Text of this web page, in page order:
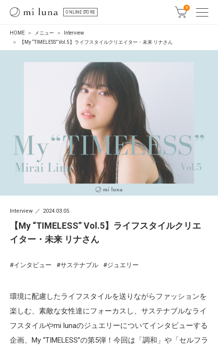
ONLINE STORE
0
HOME メニュー
Interview
【My “TIMELESS” Vol.5】ライフスタイルクリエイター・未来 リナさん
Interview 2024.03.05
【My “TIMELESS” Vol.5】ライフスタイルクリエ
イター・未来 リナさん
インタビュー サステナブル ジュエリー
環境に配慮したライフスタイルを送りながらファッションを
楽しむ、素敵な女性達にフォーカスし、サステナブルなライ
フスタイルやmi lunaのジュエリーについてインタビューする
企画、My “TIMELESS”の第5弾！今回は「調和」や「セルフラ